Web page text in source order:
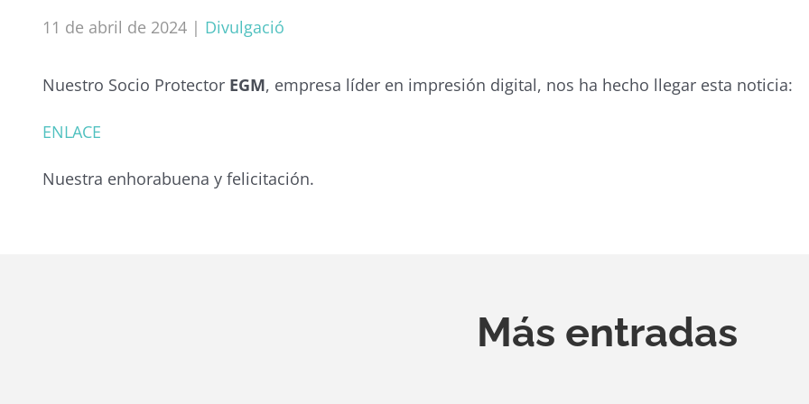
11 de abril de 2024 | Divulgació
Nuestro Socio Protector EGM, empresa líder en impresión digital, nos ha hecho llegar esta noticia:
ENLACE
Nuestra enhorabuena y felicitación.
Más entradas